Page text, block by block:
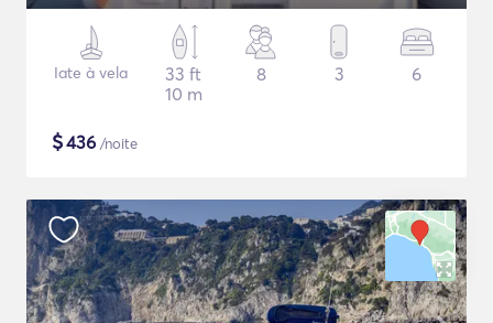
Iate à vela
33 ft
10 m
8 3 6
$436 /noite